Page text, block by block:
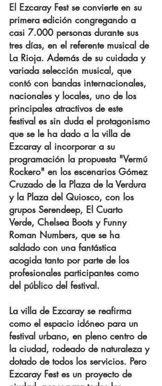
El Ezcaray Fest se convierte en su
primera edición congregando a
casi 7.000 personas durante sus
tres días, en el referente musical de
La Rioja. Además de su cuidada y
variada selección musical, que
contó con bandas internacionales,
nacionales y locales, uno de los
principales atractivos de este
festival es sin duda el protagonismo
que se le ha dado a la villa de
Ezcaray al incorporar a su
programación la propuesta "Vermú
Rockero" en los escenarios Gómez
Cruzado de la Plaza de la Verdura
y la Plaza del Quiosco, con los
grupos Serendeep, El Cuarto
Verde, Chelsea Boots y Funny
Roman Numbers, que se ha
saldado con una fantástica
acogida tanto por parte de los
profesionales participantes como
del público del festival.
La villa de Ezcaray se reafirma
como el espacio idóneo para un
festival urbano, en pleno centro de
la ciudad, rodeado de naturaleza y
dotado de todos los servicios. Pero
Ezcaray Fest es un proyecto de